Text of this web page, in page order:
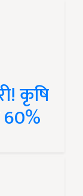
कृषि
60%